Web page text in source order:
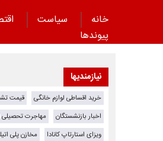
خانه سیاست
پیوند‌ها
نیازمندیها
خرید اقساطی لوازم خانگی
قیمت
اخبار بازنشستگان
مهاجرت تحصیلی
ویزای استارتاپ کانادا
مخازن پلی